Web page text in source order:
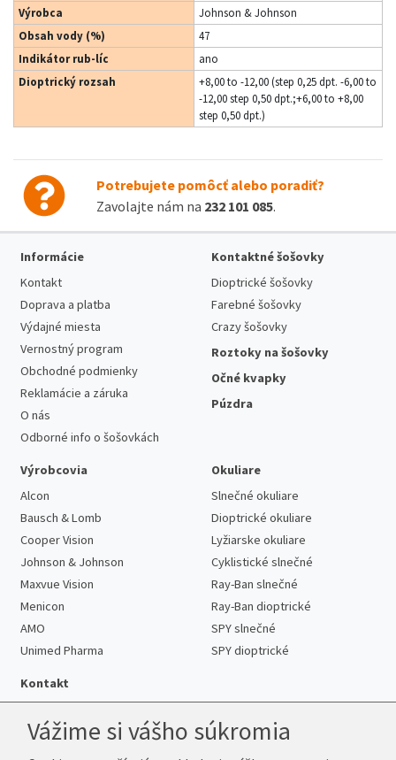
Výrobca
Johnson & Johnson
Obsah vody (%)
47
Indikátor rub-líc
ano
Dioptrický rozsah
+8,00 to -12,00 (step 0,25 dpt. -6,00 to
-12,00 step 0,50 dpt.;+6,00 to +8,00
step 0,50 dpt.)
Potrebujete pomôcť alebo poradiť?
Zavolajte nám na 232 101 085.
Informácie
Kontakt
Doprava a platba
Výdajné miesta
Vernostný program
Obchodné podmienky
Reklamácie a záruka
O nás
Odborné info o šošovkách
Kontaktné šošovky
Dioptrické šošovky
Farebné šošovky
Crazy šošovky
Roztoky na šošovky
Očné kvapky
Púzdra
Výrobcovia
Alcon
Bausch & Lomb
Cooper Vision
Johnson & Johnson
Maxvue Vision
Menicon
AMO
Unimed Pharma
Okuliare
Slnečné okuliare
Dioptrické okuliare
Lyžiarske okuliare
Cyklistické slnečné
Ray-Ban slnečné
Ray-Ban dioptrické
SPY slnečné
SPY dioptrické
Kontakt
Vážime si vášho súkromia